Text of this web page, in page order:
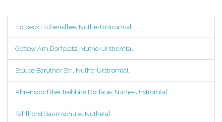
Holbeck Eichenallee, Nuthe-Urstromtal
Gottow Am Dorfplatz, Nuthe-Urstromtal
Stülpe Baruther Str., Nuthe-Urstromtal
Ahrensdorf (bei Trebbin) Dorfaue, Nuthe-Urstromtal
Fahlhorst Baumschule, Nuthetal